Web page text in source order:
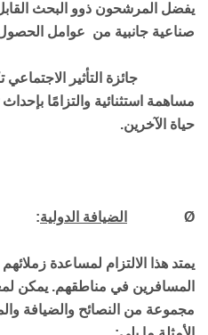
يفضل المرشحون ذوو البحث
صناعية جانبية من عوامل
جائزة التأثير الاجتماعي
مساهمة استثنائية والتزامًا
حياة الآخرين.
Ø الضيافة الدولية:
يمتد هذا الالتزام لمساعدة
المسافرين في مناطقهم. يمكن
مجموعة من النصائح والضيافة